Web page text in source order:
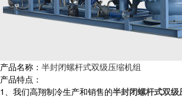
产品名称： 半封闭螺杆式双级压缩机组
产品特点：
1、我们高翔制冷生产和销售的半封闭螺杆式双级